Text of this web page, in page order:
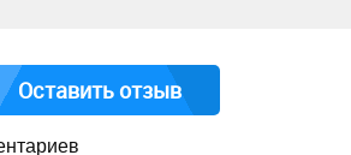
Оставить отзыв